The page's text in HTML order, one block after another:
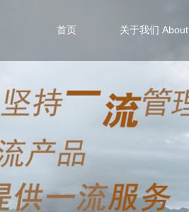
首页 关于我们 About